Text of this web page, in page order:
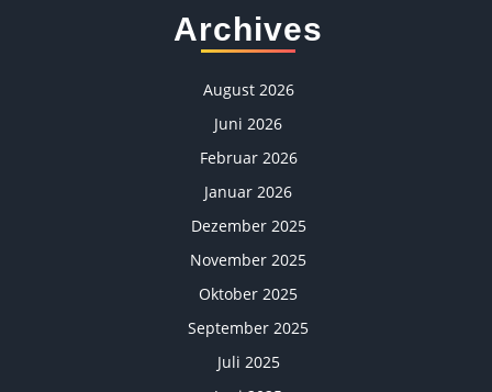
Archives
August 2026
Juni 2026
Februar 2026
Januar 2026
Dezember 2025
November 2025
Oktober 2025
September 2025
Juli 2025